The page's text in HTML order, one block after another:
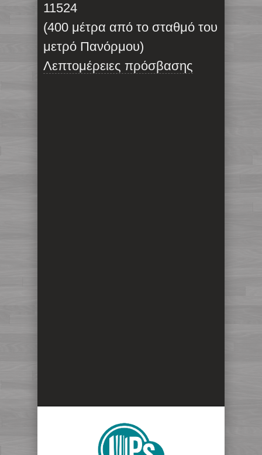
11524
(400 μέτρα από το σταθμό του
μετρό Πανόρμου)
Λεπτομέρειες πρόσβασης